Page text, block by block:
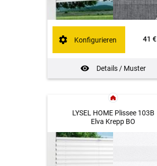
41 €
Details / Muster
Konfigurieren
LYSEL HOME Plissee 103B
Elva Krepp BO